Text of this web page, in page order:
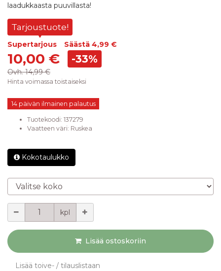
laadukkaasta puuvillasta!
Tarjoustuote!
Supertarjous Säästä 4,99 €
10,00 €
Ovh. 14,99 €
-33%
Hinta voimassa toistaiseksi
14 päivän ilmainen palautus
Tuotekoodi: 137279
Vaatteen väri: Ruskea
Kokotaulukko
Valitse koko
kpl
Lisää ostoskoriin
Lisää toive- / tilauslistaan